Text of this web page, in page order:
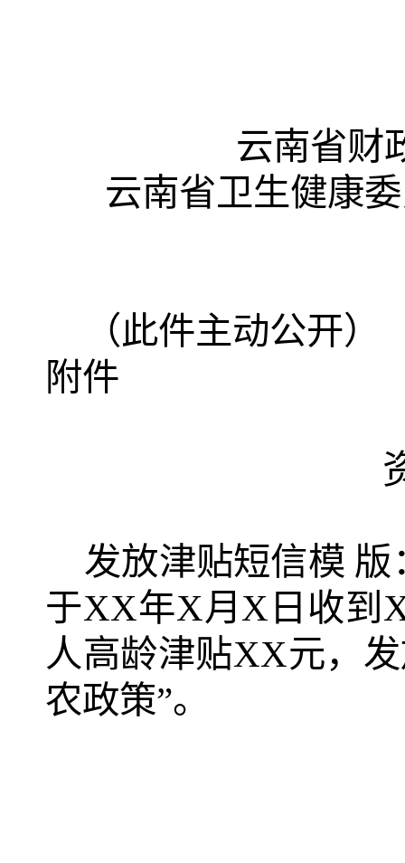
云南省财
云南省卫生健康
（此件主动公开）
附件
发放津贴短信模 版
于XX年X月 X 日收到
人高龄津贴XX元，
农政策”。